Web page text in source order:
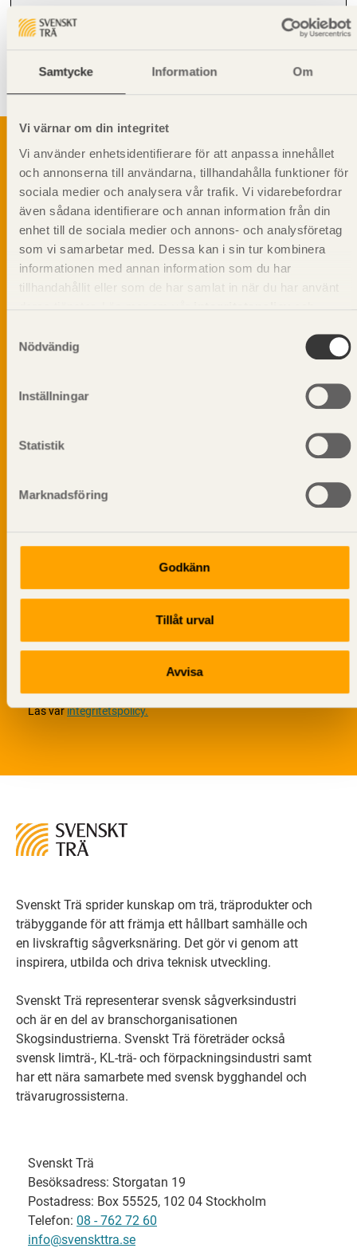
Samtycke Information Om
Vi värnar om din integritet
Vi använder enhetsidentifierare för att anpassa innehållet
och annonserna till användarna, tillhandahålla funktioner för
sociala medier och analysera vår trafik. Vi vidarebefordrar
även sådana identifierare och annan information från din
enhet till de sociala medier och annons- och analysföretag
som vi samarbetar med. Dessa kan i sin tur kombinera
informationen med annan information som du har
tillhandahållit eller som de har samlat in när du har använt
Nödvändig
Inställningar
Statistik
Marknadsföring
Godkänn
Tillåt urval
Avvisa
Gäller från och med:
Kompletterande information
Stående montering rekommenderas
Svenskt Träs Produktkatalog är svensk
sågverksnärings digitala produktkatalog för att
beskriva träprodukter och deras unika
egenskaper.
Dela på
informationsutskick!
personuppgifter alltid hanteras på ett ansvarsfullt sätt.
Genom att klicka på skicka lämnar du ditt samtycke.
Läs vårintegritetspolicy.
Svenskt Trä sprider kunskap om trä, träprodukter och
träbyggande för att främja ett hållbart samhälle och
en livskraftig sågverksnäring. Det gör vi genom att
inspirera, utbilda och driva teknisk utveckling.
Svenskt Trä representerar svensk sågverksindustri
och är en del av branschorganisationen
Skogsindustrierna. Svenskt Trä företräder också
svensk limträ-, KL-trä- och förpackningsindustri samt
har ett nära samarbete med svensk bygghandel och
trävarugrossisterna.
Svenskt Trä
Besöksadress: Storgatan 19
Postadress: Box 55525, 102 04 Stockholm
Telefon: 08 - 762 72 60
info@svenskttra.se